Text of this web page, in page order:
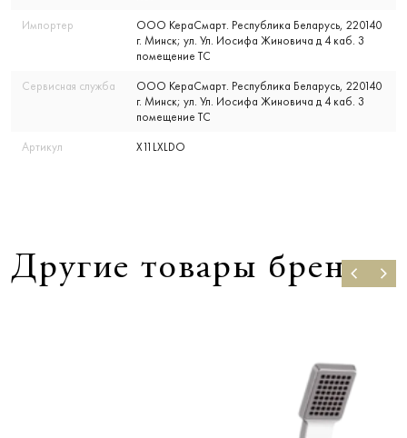
Импортер
ООО КераСмарт. Республика Беларусь, 220140
г. Минск; ул. Ул. Иосифа Жиновича д 4 каб. 3
помещение ТС
Сервисная служба
ООО КераСмарт. Республика Беларусь, 220140
г. Минск; ул. Ул. Иосифа Жиновича д 4 каб. 3
помещение ТС
Артикул X11LXLDO
Другие товары бренда